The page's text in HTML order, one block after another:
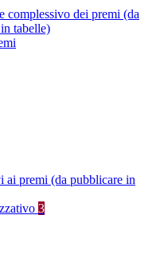
complessivo dei premi (da
tabelle)
ai premi (da pubblicare in
3